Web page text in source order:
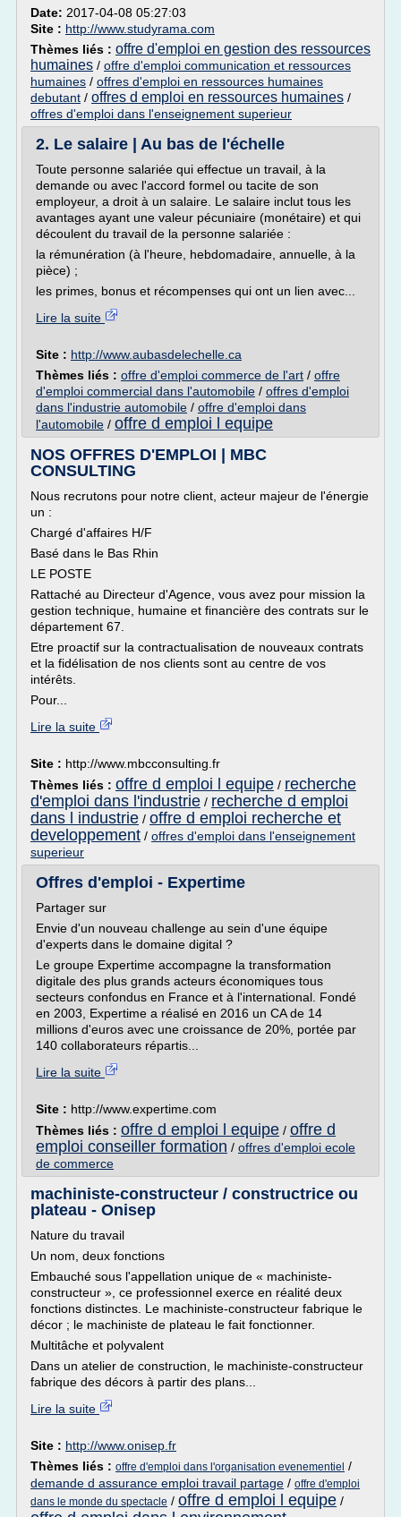
Date: 2017-04-08 05:27:03
Site : http://www.studyrama.com
Thèmes liés : offre d'emploi en gestion des ressources
humaines / offre d'emploi communication et ressources
humaines / offres d'emploi en ressources humaines
debutant / offres d emploi en ressources humaines /
offres d'emploi dans l'enseignement superieur
2. Le salaire | Au bas de l'échelle
Toute personne salariée qui effectue un travail, à la
demande ou avec l'accord formel ou tacite de son
employeur, a droit à un salaire. Le salaire inclut tous les
avantages ayant une valeur pécuniaire (monétaire) et qui
découlent du travail de la personne salariée :
la rémunération (à l'heure, hebdomadaire, annuelle, à la
pièce) ;
les primes, bonus et récompenses qui ont un lien avec...
Lire la suite
Site : http://www.aubasdelechelle.ca
Thèmes liés : offre d'emploi commerce de l'art / offre
d'emploi commercial dans l'automobile / offres d'emploi
dans l'industrie automobile / offre d'emploi dans
l'automobile / offre d emploi l equipe
NOS OFFRES D'EMPLOI | MBC
CONSULTING
Nous recrutons pour notre client, acteur majeur de l'énergie
un :
Chargé d'affaires H/F
Basé dans le Bas Rhin
LE POSTE
Rattaché au Directeur d'Agence, vous avez pour mission la
gestion technique, humaine et financière des contrats sur le
département 67.
Etre proactif sur la contractualisation de nouveaux contrats
et la fidélisation de nos clients sont au centre de vos
intérêts.
Pour...
Lire la suite
Site : http://www.mbcconsulting.fr
Thèmes liés : offre d emploi l equipe / recherche
d'emploi dans l'industrie / recherche d emploi
dans l industrie / offre d emploi recherche et
developpement / offres d'emploi dans l'enseignement
superieur
Offres d'emploi - Expertime
Partager sur
Envie d'un nouveau challenge au sein d'une équipe
d'experts dans le domaine digital ?
Le groupe Expertime accompagne la transformation
digitale des plus grands acteurs économiques tous
secteurs confondus en France et à l'international. Fondé
en 2003, Expertime a réalisé en 2016 un CA de 14
millions d'euros avec une croissance de 20%, portée par
140 collaborateurs répartis...
Lire la suite
Site : http://www.expertime.com
Thèmes liés : offre d emploi l equipe / offre d
emploi conseiller formation / offres d'emploi ecole
de commerce
machiniste-constructeur / constructrice ou
plateau - Onisep
Nature du travail
Un nom, deux fonctions
Embauché sous l'appellation unique de « machiniste-
constructeur », ce professionnel exerce en réalité deux
fonctions distinctes. Le machiniste-constructeur fabrique le
décor ; le machiniste de plateau le fait fonctionner.
Multitâche et polyvalent
Dans un atelier de construction, le machiniste-constructeur
fabrique des décors à partir des plans...
Lire la suite
Site : http://www.onisep.fr
Thèmes liés : offre d'emploi dans l'organisation evenementiel /
demande d assurance emploi travail partage / offre d'emploi
dans le monde du spectacle / offre d emploi l equipe /